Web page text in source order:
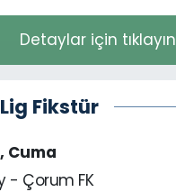
Detaylar için tıklayın
Fikstür
Cuma
- Çorum FK